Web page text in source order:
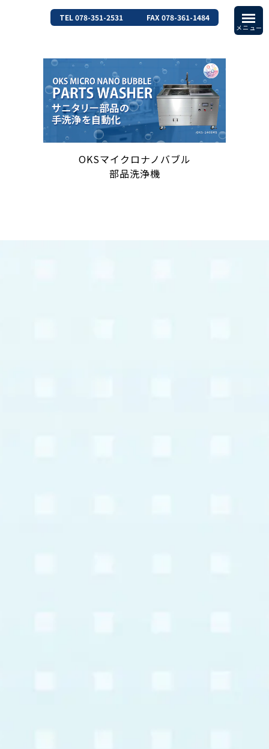
TEL 078-351-2531 FAX 078-361-1484
OKSマイクロナノバブル
部品洗浄機